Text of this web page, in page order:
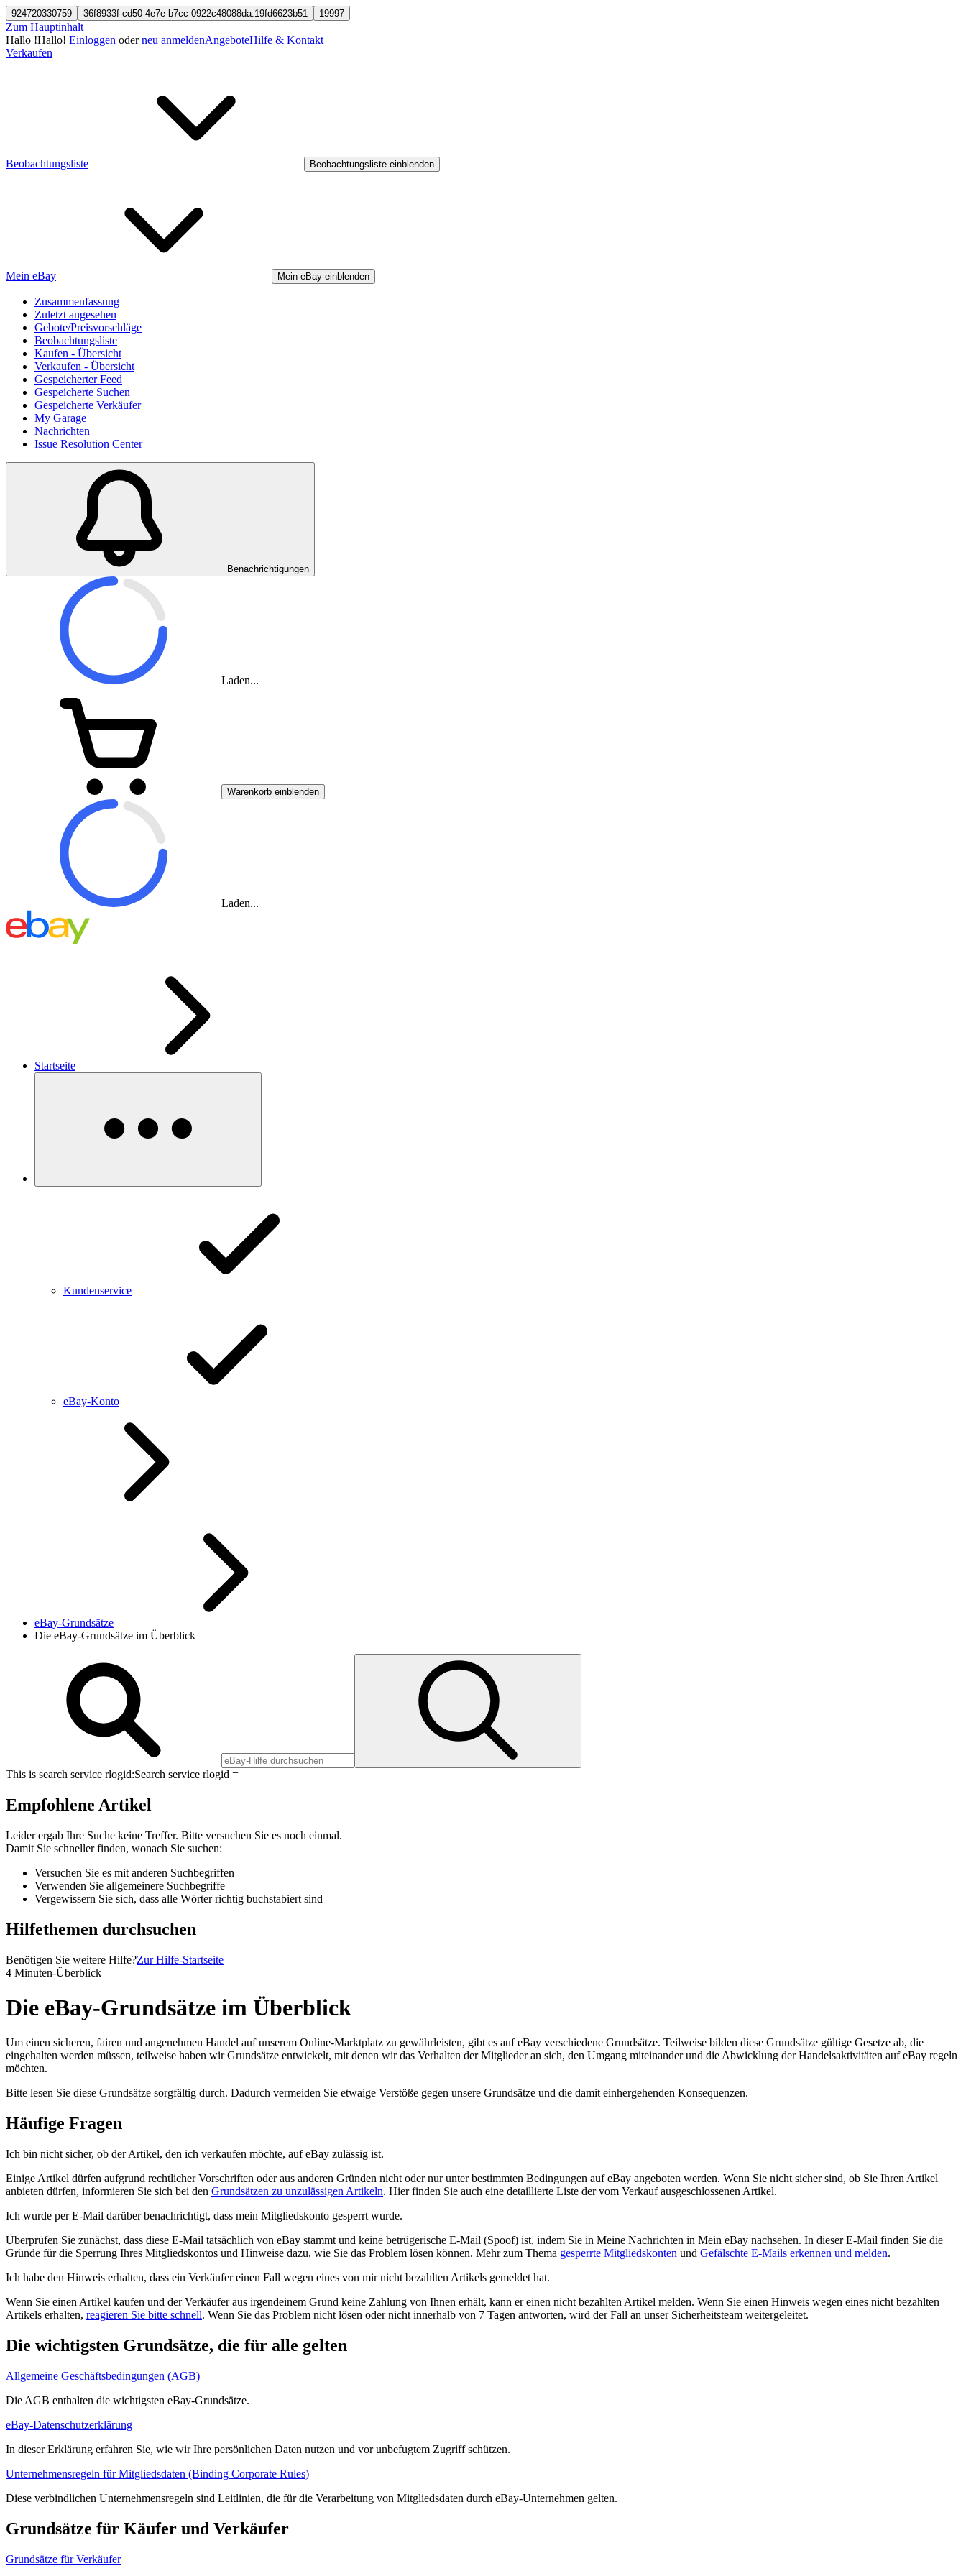
924720330759 36f8933f-cd50-4e7e-b7cc-0922c48088da:19fd6623b51 19997
Zum Hauptinhalt
Hallo !Hallo! Einloggen oderneu anmeldenAngeboteHilfe & Kontakt
Verkaufen
Beobachtungsliste Beobachtungsliste einblenden
Mein eBay Mein eBay einblenden
Zusammenfassung
Zuletzt angesehen
Gebote/Preisvorschläge
Beobachtungsliste
Kaufen - Übersicht
Verkaufen - Übersicht
Gespeicherter Feed
Gespeicherte Suchen
Gespeicherte Verkäufer
My Garage
Nachrichten
Issue Resolution Center
Benachrichtigungen
Laden...
Warenkorb einblenden
Laden...
Startseite
Kundenservice
eBay-Konto
eBay-Grundsätze
Die eBay-Grundsätze im Überblick
This is search service rlogid:Search service rlogid =
Empfohlene Artikel
Leider ergab Ihre Suche keine Treffer. Bitte versuchen Sie es noch einmal.
Damit Sie schneller finden, wonach Sie suchen:
Versuchen Sie es mit anderen Suchbegriffen
Verwenden Sie allgemeinere Suchbegriffe
Vergewissern Sie sich, dass alle Wörter richtig buchstabiert sind
Hilfethemen durchsuchen
Benötigen Sie weitere Hilfe?Zur Hilfe-Startseite
4 Minuten-Überblick
Die eBay-Grundsätze im Überblick
Um einen sicheren, fairen und angenehmen Handel auf unserem Online-Marktplatz zu gewährleisten, gibt es auf eBay verschiedene Grundsätze. Teilweise bilden diese Grundsätze gültige Gesetze ab, die
eingehalten werden müssen, teilweise haben wir Grundsätze entwickelt, mit denen wir das Verhalten der Mitglieder an sich, den Umgang miteinander und die Abwicklung der Handelsaktivitäten auf eBay regeln
möchten.
Bitte lesen Sie diese Grundsätze sorgfältig durch. Dadurch vermeiden Sie etwaige Verstöße gegen unsere Grundsätze und die damit einhergehenden Konsequenzen.
Häufige Fragen
Ich bin nicht sicher, ob der Artikel, den ich verkaufen möchte, auf eBay zulässig ist.
Einige Artikel dürfen aufgrund rechtlicher Vorschriften oder aus anderen Gründen nicht oder nur unter bestimmten Bedingungen auf eBay angeboten werden. Wenn Sie nicht sicher sind, ob Sie Ihren Artikel
anbieten dürfen, informieren Sie sich bei den Grundsätzen zu unzulässigen Artikeln. Hier finden Sie auch eine detaillierte Liste der vom Verkauf ausgeschlossenen Artikel.
Ich wurde per E-Mail darüber benachrichtigt, dass mein Mitgliedskonto gesperrt wurde.
Überprüfen Sie zunächst, dass diese E-Mail tatsächlich von eBay stammt und keine betrügerische E-Mail (Spoof) ist, indem Sie in Meine Nachrichten in Mein eBay nachsehen. In dieser E-Mail finden Sie die
Gründe für die Sperrung Ihres Mitgliedskontos und Hinweise dazu, wie Sie das Problem lösen können. Mehr zum Thema gesperrte Mitgliedskonten und Gefälschte E-Mails erkennen und melden.
Ich habe den Hinweis erhalten, dass ein Verkäufer einen Fall wegen eines von mir nicht bezahlten Artikels gemeldet hat.
Wenn Sie einen Artikel kaufen und der Verkäufer aus irgendeinem Grund keine Zahlung von Ihnen erhält, kann er einen nicht bezahlten Artikel melden. Wenn Sie einen Hinweis wegen eines nicht bezahlten
Artikels erhalten, reagieren Sie bitte schnell. Wenn Sie das Problem nicht lösen oder nicht innerhalb von 7 Tagen antworten, wird der Fall an unser Sicherheitsteam weitergeleitet.
Die wichtigsten Grundsätze, die für alle gelten
Allgemeine Geschäftsbedingungen (AGB)
Die AGB enthalten die wichtigsten eBay-Grundsätze.
eBay-Datenschutzerklärung
In dieser Erklärung erfahren Sie, wie wir Ihre persönlichen Daten nutzen und vor unbefugtem Zugriff schützen.
Unternehmensregeln für Mitgliedsdaten (Binding Corporate Rules)
Diese verbindlichen Unternehmensregeln sind Leitlinien, die für die Verarbeitung von Mitgliedsdaten durch eBay-Unternehmen gelten.
Grundsätze für Käufer und Verkäufer
Grundsätze für Verkäufer